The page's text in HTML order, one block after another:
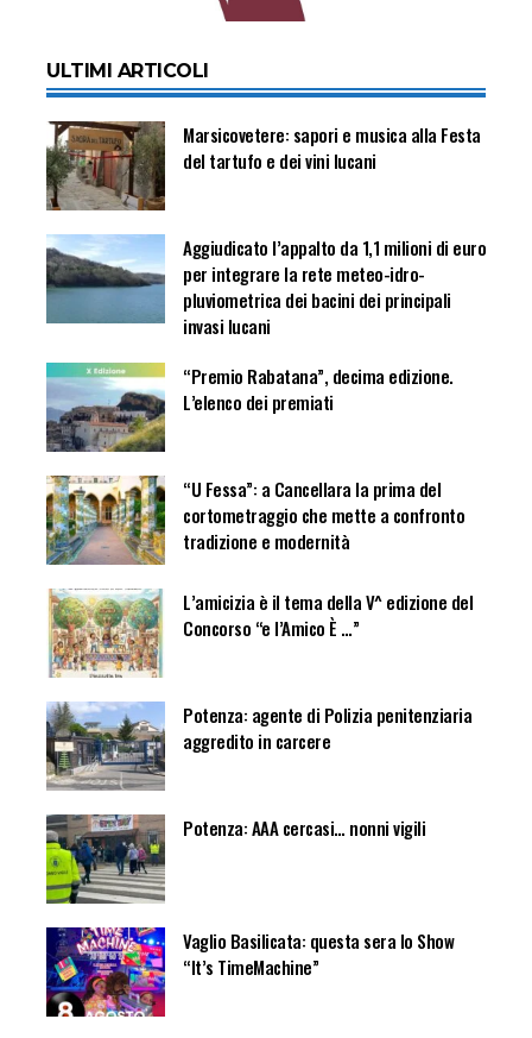
ULTIMI ARTICOLI
Marsicovetere: sapori e musica alla Festa
del tartufo e dei vini lucani
Aggiudicato l’appalto da 1,1 milioni di euro
per integrare la rete meteo-idro-
pluviometrica dei bacini dei principali
invasi lucani
“Premio Rabatana”, decima edizione.
L’elenco dei premiati
“U Fessa”: a Cancellara la prima del
cortometraggio che mette a confronto
tradizione e modernità
L’amicizia è il tema della V^ edizione del
Concorso “e l’Amico È …”
Potenza: agente di Polizia penitenziaria
aggredito in carcere
Potenza: AAA cercasi… nonni vigili
Vaglio Basilicata: questa sera lo Show
“It’s TimeMachine”